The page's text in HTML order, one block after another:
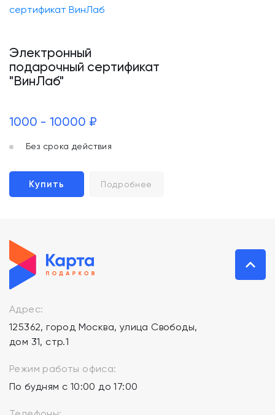
Электронный
подарочный сертификат
"ВинЛаб"
1000 - 10000 ₽
Без срока действия
Купить Подробнее
Адрес:
125362, город Москва, улица Свободы,
дом 31, стр.1
Режим работы офиса:
По будням с 10:00 до 17:00